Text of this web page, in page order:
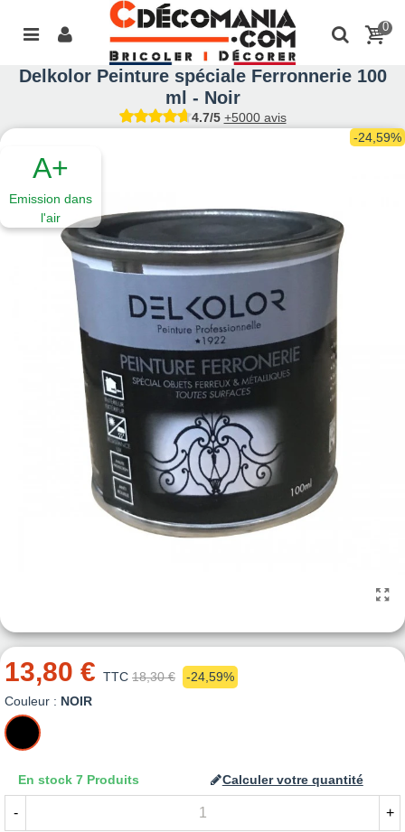
0
Delkolor Peinture spéciale Ferronnerie 100
ml - Noir
4.7/5 +5000 avis
A+
Emission dans
l'air
-24,59%
13,80 € TTC 18,30 €
-24,59%
Couleur : NOIR
NOIR
En stock 7 Produits Calculer votre quantité
- +